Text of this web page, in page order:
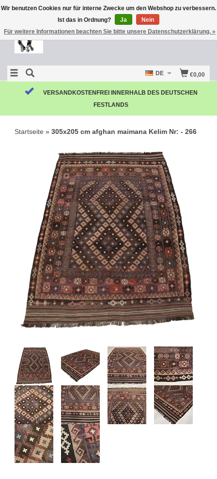
€0,00
DE
VERSANDKOSTENFREI INNERHALB DES DEUTSCHEN
FESTLANDS
Startseite » 305x205 cm afghan maimana Kelim Nr: - 266
Wir benutzen Cookies nur für interne Zwecke um den Webshop zu verbessern.
Ist das in Ordnung?
Ja
Nein
Für weitere Informationen beachten Sie bitte unsere Datenschutzerklärung. »